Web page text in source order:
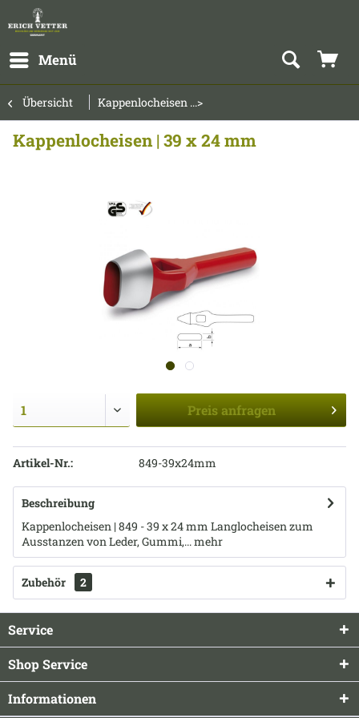
Menü
Übersicht Kappenlocheisen ...>
Kappenlocheisen | 39 x 24 mm
Preis anfragen
Artikel-Nr.: 849-39x24mm
Beschreibung
Kappenlocheisen | 849 - 39 x 24 mm Langlocheisen zum
Ausstanzen von Leder, Gummi,...mehr
Zubehör 2
Service
Shop Service
Informationen